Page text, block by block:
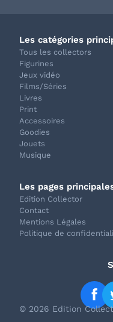
Les catégories
Tous les collectors
Figurines
Jeux vidéo
Films/Séries
Livres
Print
Accessoires
Goodies
Jouets
Musique
Les pages
Edition Collector
Contact
Mentions Légales
Politique de
© 2026 Edition